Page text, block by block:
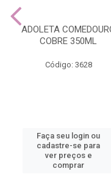
ADOLETA
COBRE 350ML
Código: 3628
Faça seu login ou
cadastre-se para
ver preços e
comprar